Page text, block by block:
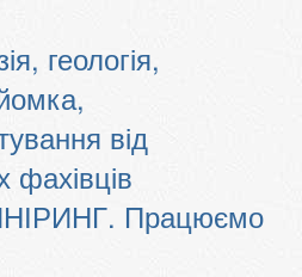
геологія,
від
фахівців
Працюємо